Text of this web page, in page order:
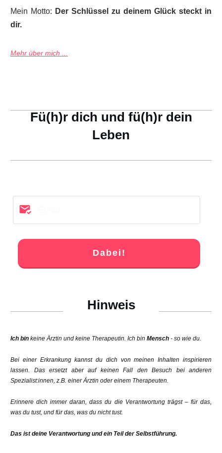
Mein Motto: Der Schlüssel zu deinem Glück steckt in
dir.
Mehr über mich ...
Fü(h)r dich und fü(h)r dein
Leben
Dabei!
Hinweis
Ich bin keine Ärztin und keine Therapeutin. Ich bin Mensch - so wie du.
Bei einer Erkrankung kannst du dich von meinen Inhalten inspirieren
lassen. Das ersetzt aber auf keinen Fall den Besuch bei anderen
Spezialist:innen, z.B. einer Ärztin oder einem Therapeuten.
Erinnere dich immer daran, dass du die Verantwortung trägst – für das,
was du tust, und für das, was du nicht tust.
Das ist deine Verantwortung und ein Teil der Selbstführung.